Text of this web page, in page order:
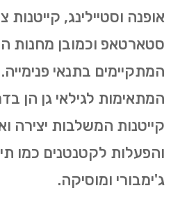
אופנה וסטיילינג, קייטנות
סטארטאפ וכמובן מחנות
המתקיימים בתנאי
המתאימות לגילאי גן הן
קייטנות המשלבות יצירה
והפעלות לקטנטנים כמו
ג'ימבורי ומוסיקה.